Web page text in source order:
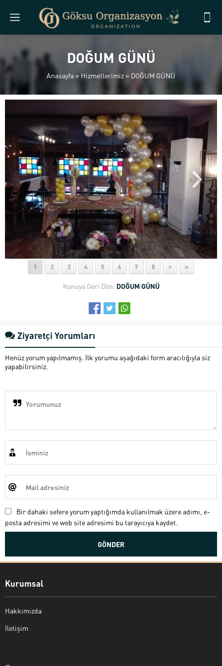
DOĞUM GÜNÜ
Anasayfa »Hizmetlerimiz » DOĞUM GÜNÜ
1 2 3 4 5 6 7 8 > »
Konuya Geri Dön: DOĞUM GÜNÜ
Ziyaretçi Yorumları
Henüz yorum yapılmamış. İlk yorumu aşağıdaki form aracılığıyla siz
yapabilirsiniz.
Bir dahaki sefere yorum yaptığımda kullanılmak üzere adımı, e-
posta adresimi ve web site adresimi bu tarayıcıya kaydet.
Kurumsal
Hakkımızda
İletişim